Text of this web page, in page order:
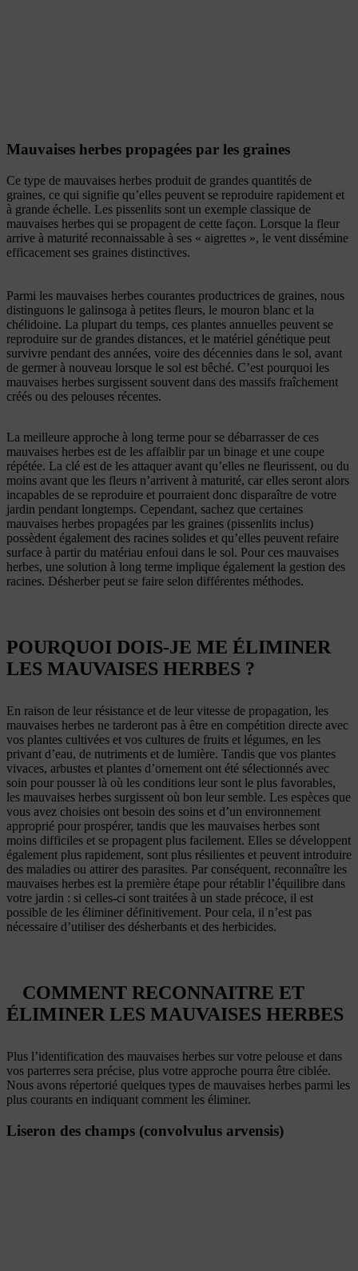
Mauvaises herbes propagées par les graines
Ce type de mauvaises herbes produit de grandes quantités de
graines, ce qui signifie qu’elles peuvent se reproduire rapidement et
à grande échelle. Les pissenlits sont un exemple classique de
mauvaises herbes qui se propagent de cette façon. Lorsque la fleur
arrive à maturité reconnaissable à ses « aigrettes », le vent dissémine
efficacement ses graines distinctives.
Parmi les mauvaises herbes courantes productrices de graines, nous
distinguons le galinsoga à petites fleurs, le mouron blanc et la
chélidoine. La plupart du temps, ces plantes annuelles peuvent se
reproduire sur de grandes distances, et le matériel génétique peut
survivre pendant des années, voire des décennies dans le sol, avant
de germer à nouveau lorsque le sol est bêché. C’est pourquoi les
mauvaises herbes surgissent souvent dans des massifs fraîchement
créés ou des pelouses récentes.
La meilleure approche à long terme pour se débarrasser de ces
mauvaises herbes est de les affaiblir par un binage et une coupe
répétée. La clé est de les attaquer avant qu’elles ne fleurissent, ou du
moins avant que les fleurs n’arrivent à maturité, car elles seront alors
incapables de se reproduire et pourraient donc disparaître de votre
jardin pendant longtemps. Cependant, sachez que certaines
mauvaises herbes propagées par les graines (pissenlits inclus)
possèdent également des racines solides et qu’elles peuvent refaire
surface à partir du matériau enfoui dans le sol. Pour ces mauvaises
herbes, une solution à long terme implique également la gestion des
racines. Désherber peut se faire selon différentes méthodes.
POURQUOI DOIS-JE ME ÉLIMINER
LES MAUVAISES HERBES ?
En raison de leur résistance et de leur vitesse de propagation, les
mauvaises herbes ne tarderont pas à être en compétition directe avec
vos plantes cultivées et vos cultures de fruits et légumes, en les
privant d’eau, de nutriments et de lumière. Tandis que vos plantes
vivaces, arbustes et plantes d’ornement ont été sélectionnés avec
soin pour pousser là où les conditions leur sont le plus favorables,
les mauvaises herbes surgissent où bon leur semble. Les espèces que
vous avez choisies ont besoin des soins et d’un environnement
approprié pour prospérer, tandis que les mauvaises herbes sont
moins difficiles et se propagent plus facilement. Elles se développent
également plus rapidement, sont plus résilientes et peuvent introduire
des maladies ou attirer des parasites. Par conséquent, reconnaître les
mauvaises herbes est la première étape pour rétablir l’équilibre dans
votre jardin : si celles-ci sont traitées à un stade précoce, il est
possible de les éliminer définitivement. Pour cela, il n’est pas
nécessaire d’utiliser des désherbants et des herbicides.
COMMENT RECONNAITRE ET
ÉLIMINER LES MAUVAISES HERBES
Plus l’identification des mauvaises herbes sur votre pelouse et dans
vos parterres sera précise, plus votre approche pourra être ciblée.
Nous avons répertorié quelques types de mauvaises herbes parmi les
plus courants en indiquant comment les éliminer.
Liseron des champs (convolvulus arvensis)